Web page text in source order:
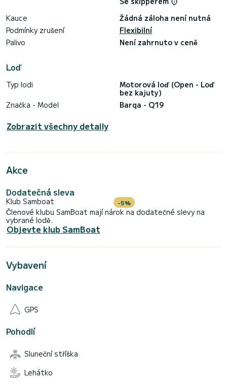
Na co čekáte, zarezervujte si a prožijete nezapomenutelný
Kauce
Žádná záloha není nutná
Podmínky zrušení
Flexibilní
Palivo
Není zahrnuto v ceně
Loď
Typ lodi
Motorová loď (Open - Loď
bez kajuty)
Značka - Model
Barqa - Q19
Zobrazit všechny detaily
Akce
Dodatečná sleva
Klub Samboat -5%
Členové klubu SamBoat mají nárok na dodatečné slevy na
vybrané lodě.
Objevte klub SamBoat
Vybavení
Navigace
GPS
Pohodlí
Sluneční stříška
Lehátko